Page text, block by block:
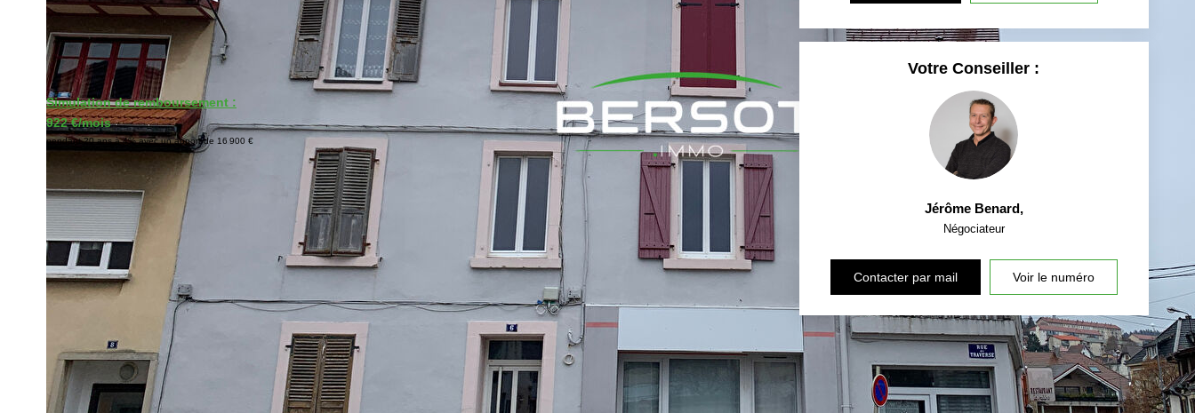
Simulation de remboursement :
922 €/mois
pendant 20 ans à 4% avec un apport de 16 900 €
Description
Réf : BPONJB1399
En exclusivité chez Bersot Immobilier Pontarlier centre
Situé en plein coeur de Pontarlier, découvrez cet appartement de 91 m², offrant de beaux volumes et un agencement
fonctionnel. Il se compose de deux chambres et dispose également d'une cave, apportant un espace de rangement
appréciable. Idéal pour une famille ou pour un premier achat, il bénéficie d'un emplacement privilégié, à proximité immédiate
des commerces, écoles et services.
L'appartement propose des espaces de vie confortables et lumineux, avec un fort potentiel d'aménagement selon vos
Votre Conseiller :
Jérôme Benard,
Négociateur
Contacter par mail Voir le numéro